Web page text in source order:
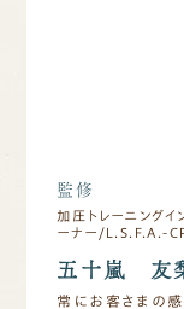
監修
加圧トレーニングイ
ーナー/L.S.F.A.-
五十嵐 友
常にお客さまの感